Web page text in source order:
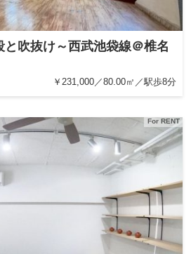
吹抜け～西武池袋線＠椎名
￥231,000／80.00㎡／駅歩8分
For RENT